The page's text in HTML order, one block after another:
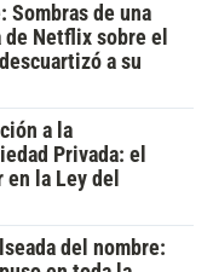
Sombras de una
Netflix sobre el
a su
a la
Privada: el
la Ley del
del nombre: